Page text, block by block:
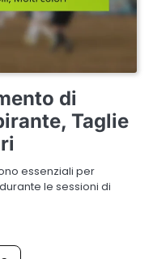
di
Taglie
essenziali per
le sessioni di